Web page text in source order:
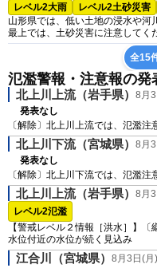
レベル2大雨
レベル2土砂災害
山形県では、低い土地の浸水や河
最上では、土砂災害に注意してく
全15
氾濫警報・注意報の発
北上川上流（岩手県）
8月
発表なし
〔解除〕北上川上流では、氾濫注
北上川下流（宮城県）
8月
発表なし
〔解除〕北上川下流では、氾濫注
北上川上流（岩手県）
8月
レベル2氾濫
【警戒レベル２情報［洪水］】
水位付近の水位が続く見込み
江合川（宮城県）
8月3日(月